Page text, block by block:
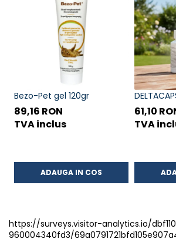
Bezo-Pet gel 120gr
89,16 RON
TVA inclus
ADAUGA IN COS
61,10
TVA
https://surveys.visitor-analytics.io/
960004340fd3/